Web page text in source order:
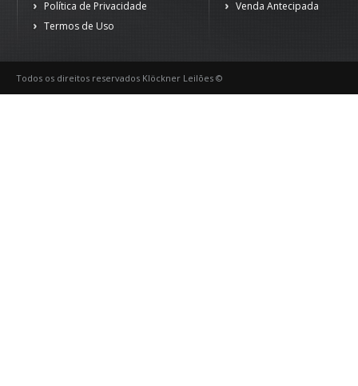
Política de Privacidade
Termos de Uso
Venda Antecipada
Todos os direitos reservados Klöckner Leilões ©